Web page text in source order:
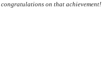
congratulations on that achievement!